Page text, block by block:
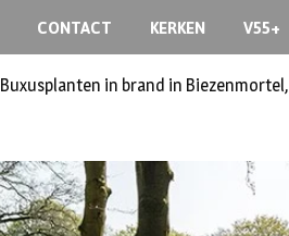
CONTACT KERKEN V55+
Buxusplanten in brand in